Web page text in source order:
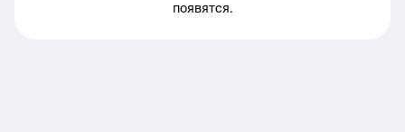
появятся.